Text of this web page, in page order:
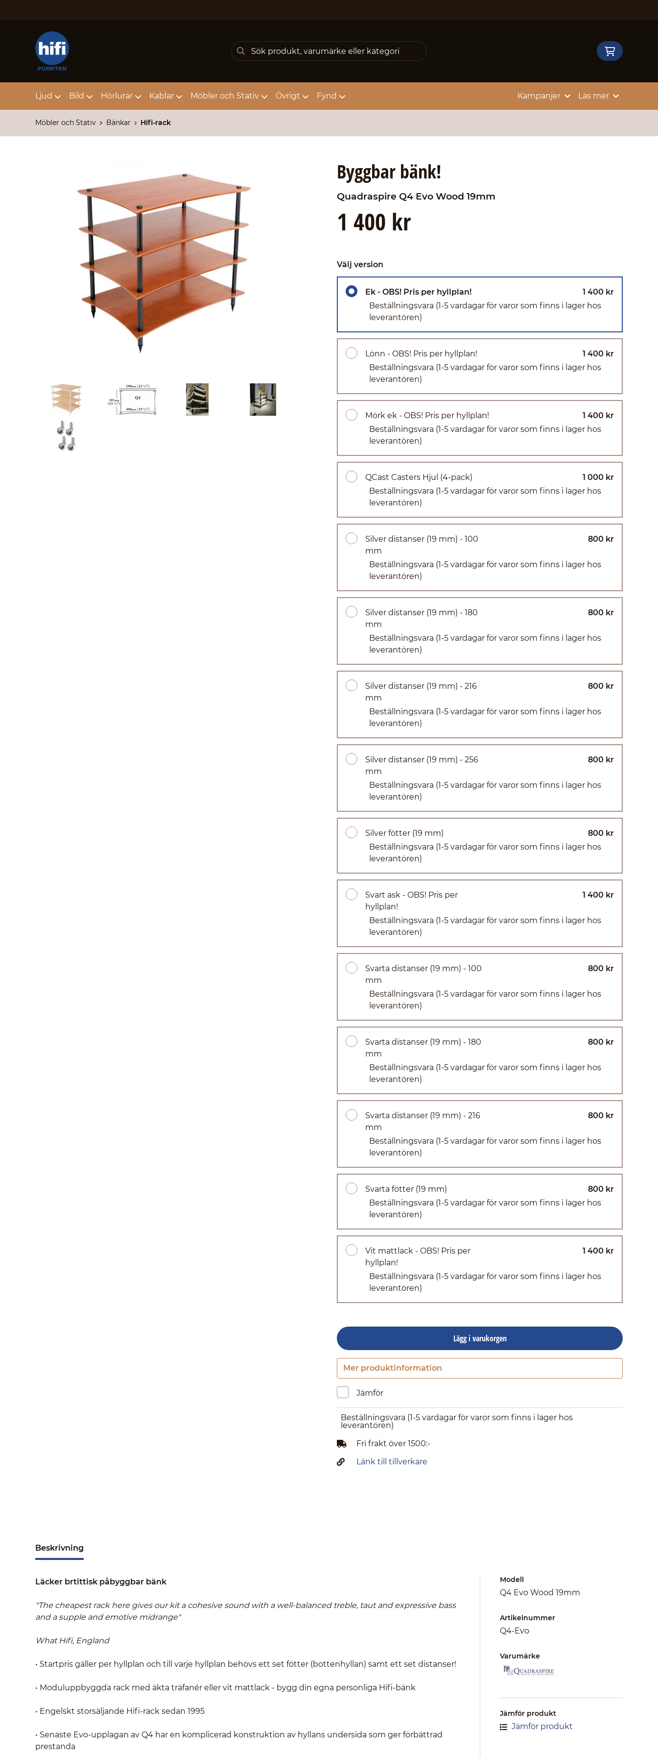
Ljud Bild Hörlurar Kablar Möbler och Stativ Övrigt Fynd Kampanjer Läs mer
Möbler och Stativ Bänkar Hifi-rack
Byggbar bänk!
Quadraspire Q4 Evo Wood 19mm
1 400 kr
Välj version
Ek - OBS! Pris per hyllplan!
1 400 kr
Beställningsvara (1-5 vardagar för varor som finns i lager hos
leverantören)
Lönn - OBS! Pris per hyllplan!
1 400 kr
Beställningsvara (1-5 vardagar för varor som finns i lager hos
leverantören)
Mörk ek - OBS! Pris per hyllplan!
1 400 kr
Beställningsvara (1-5 vardagar för varor som finns i lager hos
leverantören)
QCast Casters Hjul (4-pack)
1 000 kr
Beställningsvara (1-5 vardagar för varor som finns i lager hos
leverantören)
Silver distanser (19 mm) - 100
mm
800 kr
Beställningsvara (1-5 vardagar för varor som finns i lager hos
leverantören)
Silver distanser (19 mm) - 180
mm
800 kr
Beställningsvara (1-5 vardagar för varor som finns i lager hos
leverantören)
Silver distanser (19 mm) - 216
mm
800 kr
Beställningsvara (1-5 vardagar för varor som finns i lager hos
leverantören)
Silver distanser (19 mm) - 256
mm
800 kr
Beställningsvara (1-5 vardagar för varor som finns i lager hos
leverantören)
Silver fötter (19 mm)
800 kr
Beställningsvara (1-5 vardagar för varor som finns i lager hos
leverantören)
Svart ask - OBS! Pris per
hyllplan!
1 400 kr
Beställningsvara (1-5 vardagar för varor som finns i lager hos
leverantören)
Svarta distanser (19 mm) - 100
mm
800 kr
Beställningsvara (1-5 vardagar för varor som finns i lager hos
leverantören)
Svarta distanser (19 mm) - 180
mm
800 kr
Beställningsvara (1-5 vardagar för varor som finns i lager hos
leverantören)
Svarta distanser (19 mm) - 216
mm
800 kr
Beställningsvara (1-5 vardagar för varor som finns i lager hos
leverantören)
Svarta fötter (19 mm)
800 kr
Beställningsvara (1-5 vardagar för varor som finns i lager hos
leverantören)
Vit mattlack - OBS! Pris per
hyllplan!
1 400 kr
Beställningsvara (1-5 vardagar för varor som finns i lager hos
leverantören)
Lägg i varukorgen
Mer produktinformation
Jämför
Beställningsvara (1-5 vardagar för varor som finns i lager hos
leverantören)
Fri frakt över 1500:-
Länk till tillverkare
Beskrivning
Läcker brtittisk påbyggbar bänk
"The cheapest rack here gives our kit a cohesive sound with a well-balanced treble, taut and expressive bass
and a supple and emotive midrange"
What Hifi, England
• Startpris gäller per hyllplan och till varje hyllplan behövs ett set fötter (bottenhyllan) samt ett set distanser!
• Moduluppbyggda rack med äkta träfanér eller vit mattlack - bygg din egna personliga Hifi-bänk
• Engelskt storsäljande Hifi-rack sedan 1995
• Senaste Evo-upplagan av Q4 har en komplicerad konstruktion av hyllans undersida som ger förbättrad
prestanda
Modell
Q4 Evo Wood 19mm
Artikelnummer
Q4-Evo
Varumärke
Jämför produkt
Jämför produkt